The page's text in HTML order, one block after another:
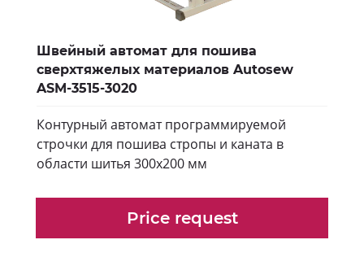
Швейный автомат для пошива
сверхтяжелых материалов Autosew
ASM-3515-3020
Контурный автомат программируемой
строчки для пошива стропы и каната в
области шитья 300х200 мм
Price request